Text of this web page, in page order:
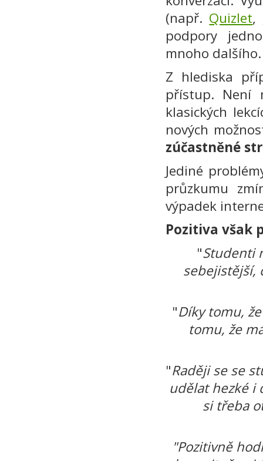
(např. Quizlet,
podpory
mnoho dalšího.
Z hlediska
přístup. Není
klasických
nových
zúčastněné
Jediné
průzkumu
výpadek
Pozitiva však
"Studenti
sebejistější,
"Díky tomu,
tomu, že
"Raději se se
udělat hezké i
si třeba
"Pozitivně